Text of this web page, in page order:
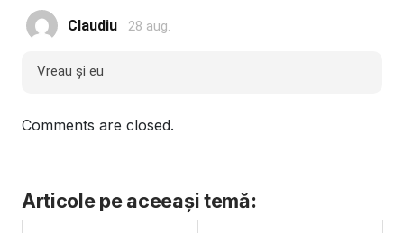
Claudiu 28 aug.
Vreau și eu
Comments are closed.
Articole pe aceeași temă: